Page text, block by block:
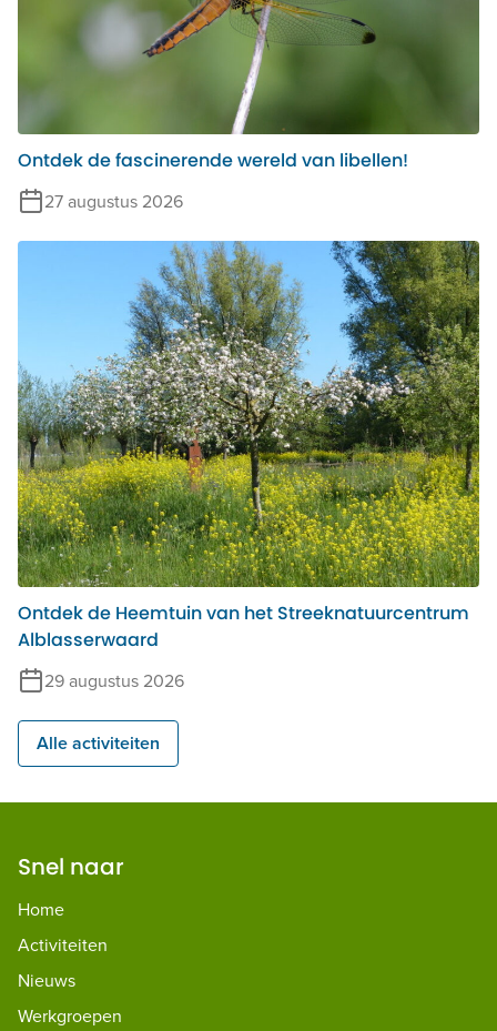
Ontdek de fascinerende wereld van libellen!
27 augustus 2026
Ontdek de Heemtuin van het Streeknatuurcentrum
Alblasserwaard
29 augustus 2026
Alle activiteiten
Snel naar
Home
Activiteiten
Nieuws
Werkgroepen